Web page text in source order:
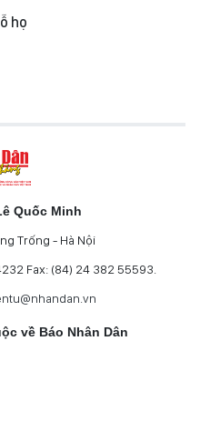
họ
Quốc Minh
Trống - Hà Nội
Fax: (84) 24 382 55593.
về Báo Nhân Dân